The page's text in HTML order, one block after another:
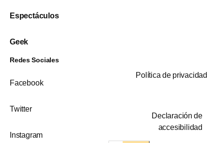
Espectáculos
Geek
Redes Sociales
Facebook
Twitter
Instagram
Política de privacidad
Declaración de
accesibilidad